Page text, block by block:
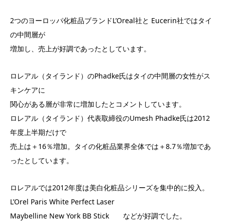
2つのヨーロッパ化粧品ブランドL’Oreal社と Eucerin社ではタイ
の中間層が
増加し、売上が好調であったとしています。
ロレアル（タイランド）のPhadke氏はタイの中間層の女性がス
キンケアに
関心がある層が非常に増加したとコメントしています。
ロレアル（タイランド）代表取締役のUmesh Phadke氏は2012
年度上半期だけで
売上は＋16％増加。タイの化粧品業界全体では＋8.7％増加であ
ったとしています。
ロレアルでは2012年度は美白化粧品シリーズを集中的に投入。
L’Orel Paris White Perfect Laser
Maybelline New York BB Stick などが好調でした。